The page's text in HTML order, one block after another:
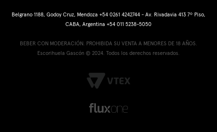
Belgrano 1188, Godoy Cruz, Mendoza +54 0261 4242744 - Av. Rivadavia 413 7º Piso,
CABA, Argentina +54 011 5238-5050
BEBER CON MODERACIÓN. PROHIBIDA SU VENTA A MENORES DE 18 AÑOS.
Escorihuela Gascón © 2024. Todos los derechos reservados.